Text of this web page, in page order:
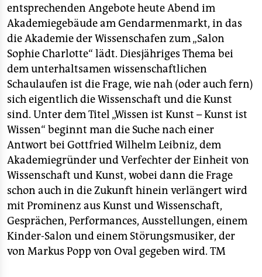
veranstaltungen
shop
fragen & hilfe
unterstützen
abo
genossenschaft
epaper login
entsprechenden Angebote heute Abend im
Akademiegebäude am Gendarmenmarkt, in das
die Akademie der Wissenschafen zum „Salon
Sophie Charlotte“ lädt. Diesjähriges Thema bei
dem unterhaltsamen wissenschaftlichen
Schaulaufen ist die Frage, wie nah (oder auch fern)
sich eigentlich die Wissenschaft und die Kunst
sind. Unter dem Titel „Wissen ist Kunst – Kunst ist
Wissen“ beginnt man die Suche nach einer
Antwort bei Gottfried Wilhelm Leibniz, dem
Akademiegründer und Verfechter der Einheit von
Wissenschaft und Kunst, wobei dann die Frage
schon auch in die Zukunft hinein verlängert wird
mit Prominenz aus Kunst und Wissenschaft,
Gesprächen, Performances, Ausstellungen, einem
Kinder-Salon und einem Störungsmusiker, der
von Markus Popp von Oval gegeben wird. TM